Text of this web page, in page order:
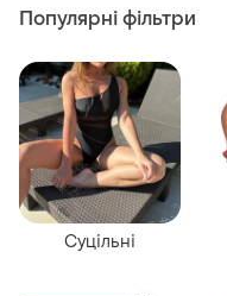
Популярні фільтри
Суцільні